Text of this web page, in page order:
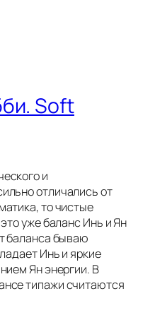
Soft
и
отличались от
то чистые
уже баланс Инь и Ян
баланса бываю
Инь и яркие
Ян энергии. В
типажи считаются